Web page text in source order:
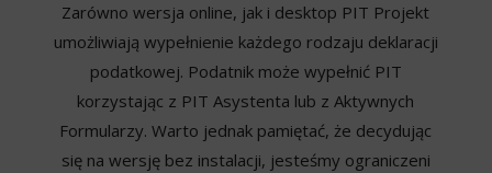
Zarówno wersja online, jak i desktop PIT Projekt
umożliwiają wypełnienie każdego rodzaju deklaracji
podatkowej. Podatnik może wypełnić PIT
korzystając z PIT Asystenta lub z Aktywnych
Formularzy. Warto jednak pamiętać, że decydując
się na wersję bez instalacji, jesteśmy ograniczeni